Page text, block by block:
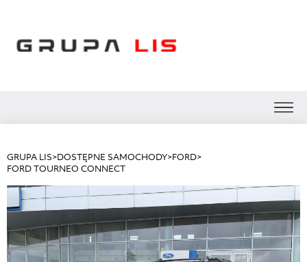
GRUPA LIS>DOSTĘPNE SAMOCHODY>FORD>
FORD TOURNEO CONNECT